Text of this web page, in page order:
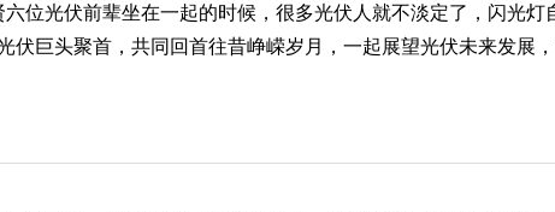
位光伏前辈坐在一起的时候，很多光伏人就不淡定了，闪光
巨头聚首，共同回首往昔峥嵘岁月，一起展望光伏未来发展